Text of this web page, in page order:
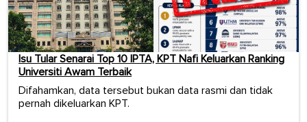
Isu Tular Senarai Top 10 IPTA, KPT Nafi Keluarkan Ranking
Universiti Awam Terbaik
Difahamkan, data tersebut bukan data rasmi dan tidak
pernah dikeluarkan KPT.